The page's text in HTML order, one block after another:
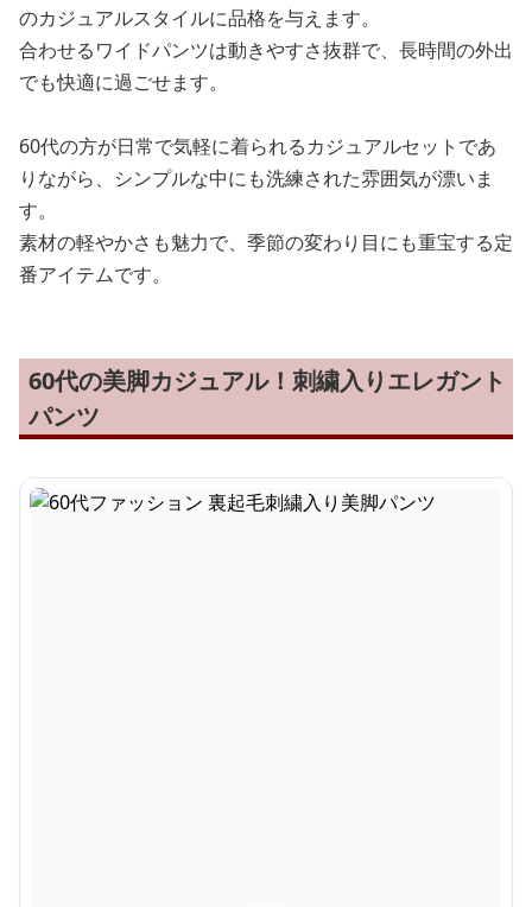
のカジュアルスタイルに品格を与えます。
合わせるワイドパンツは動きやすさ抜群で、長時間の外出
でも快適に過ごせます。
60代の方が日常で気軽に着られるカジュアルセットであ
りながら、シンプルな中にも洗練された雰囲気が漂いま
す。
素材の軽やかさも魅力で、季節の変わり目にも重宝する定
番アイテムです。
60代の美脚カジュアル！刺繍入りエレガント
パンツ